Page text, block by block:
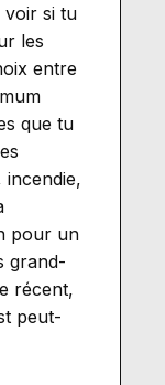
voir si tu
les
entre
que tu
pour un
grand-
récent,
peut-